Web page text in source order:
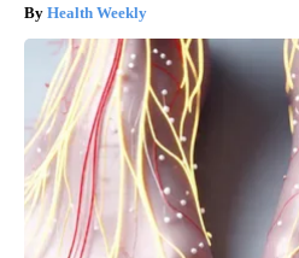
Health Weekly